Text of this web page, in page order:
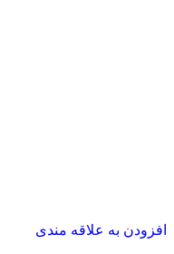
افزودن به علاقه مندی